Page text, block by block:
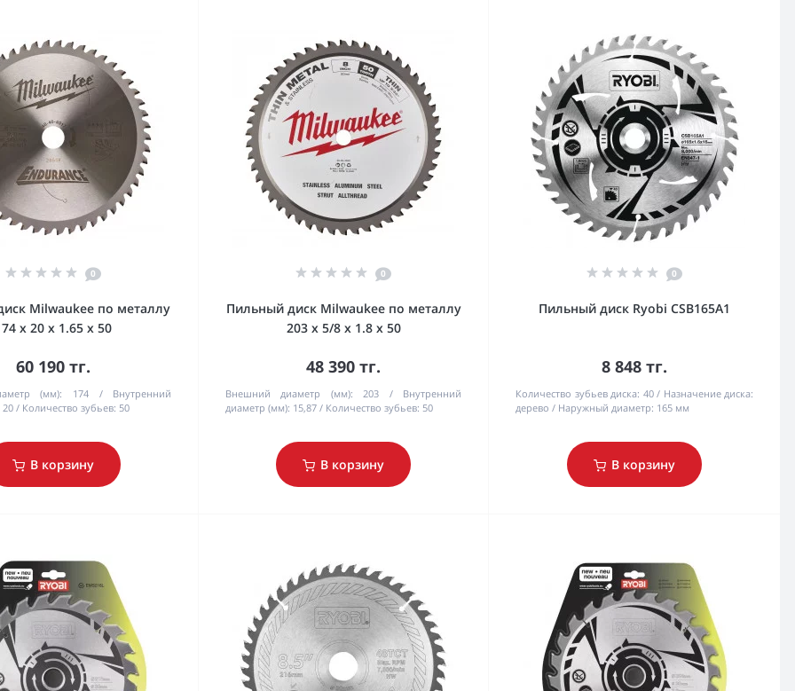
0
Milwaukee по металлу
х 20 х 1.65 х 50
60 190 тг.
(мм): 174
Внутренний
20 Количество зубьев: 50
В корзину
0
Пильный диск Milwaukee по металлу
203 х 5/8 х 1.8 х 50
48 390 тг.
Внешний диаметр (мм): 203
Внутренний
диаметр (мм): 15,87 Количество зубьев: 50
В корзину
0
Пильный диск Ryobi CSB165A1
8 848 тг.
Количество зубьев диска: 40
Назначение диска:
дерево
Наружный диаметр: 165 мм
В корзину